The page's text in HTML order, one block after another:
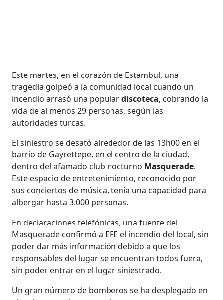
Este martes, en el corazón de Estambul, una
tragedia golpeó a la comunidad local cuando un
incendio arrasó una populardiscoteca, cobrando la
vida de al menos 29 personas, según las
autoridades turcas.
El siniestro se desató alrededor de las 13h00 en el
barrio de Gayrettepe, en el centro de la ciudad,
dentro del afamado club nocturno Masquerade.
Este espacio de entretenimiento, reconocido por
sus conciertos de música, tenía una capacidad para
albergar hasta 3.000 personas.
En declaraciones telefónicas, una fuente del
Masquerade confirmó a EFE el incendio del local, sin
poder dar más información debido a que los
responsables del lugar se encuentran todos fuera,
sin poder entrar en el lugar siniestrado.
Un gran número de bomberos se ha desplegado en